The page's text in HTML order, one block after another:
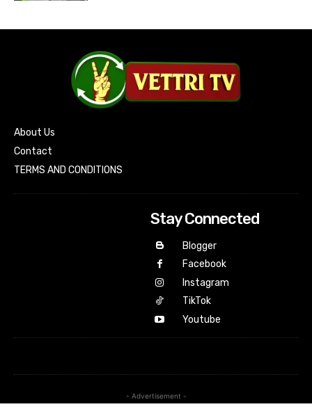
About Us
Contact
TERMS AND CONDITIONS
Stay Connected
Blogger
Facebook
Instagram
TikTok
Youtube
- Advertisement -